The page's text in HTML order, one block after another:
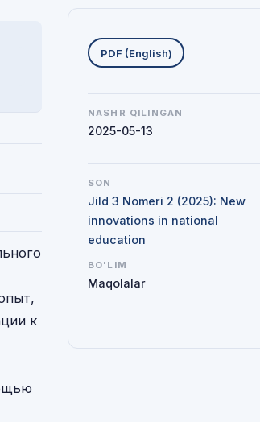
к
Yuklab olishlar
PDF (English)
NASHR QILINGAN
2025-05-13
SON
Jild 3 Nomeri 2 (2025): New
innovations in national
education
BO'LIM
Maqolalar